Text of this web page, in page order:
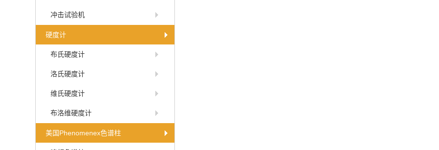
冲击试验机
硬度计
布氏硬度计
洛氏硬度计
维氏硬度计
布洛维硬度计
美国Phenomenex色谱柱